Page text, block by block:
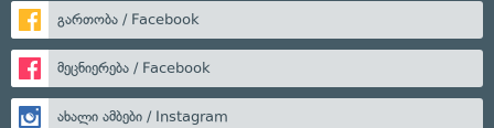
გართობა / Facebook
მეცნიერება / Facebook
ახალი ამბები / Instagram